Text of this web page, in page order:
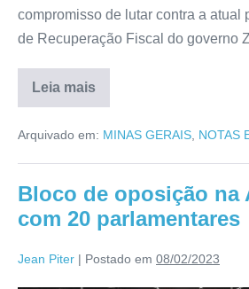
compromisso de lutar contra a atual
de Recuperação Fiscal do governo
Leia mais
Arquivado em: MINAS GERAIS, NOTAS
Bloco de oposição na
com 20 parlamentares
Jean Piter | Postado em 08/02/2023